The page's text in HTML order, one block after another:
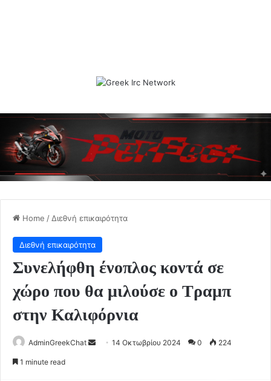
Home / Διεθνή επικαιρότητα
Διεθνή επικαιρότητα
Συνελήφθη ένοπλος κοντά σε
χώρο που θα μιλούσε ο Τραμπ
στην Καλιφόρνια
AdminGreekChat
Send14 Οκτωβρίου 2024 0 224
1 minute read